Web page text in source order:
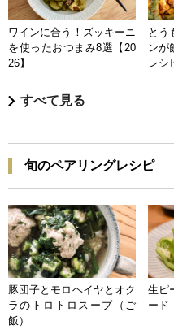
ワインに合う！ズッキーニ
を使ったおつまみ8選【20
26】
とう
ンが
レシ
すべて見る
旬のペアリングレシピ
豚団子とモロヘイヤとオク
ラのトロトロスープ（ご
飯）
生ピ
ード